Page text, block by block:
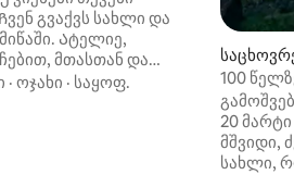
გვაქვს სახლი და
Ატელიე,
მთასთან და
ახლოს
· ოჯახი · საყოფ.
no
100
ძველი
/ მშვიდი
20 მარტი [B&B Morino Akari] არის
მშვიდი,
სახლი,